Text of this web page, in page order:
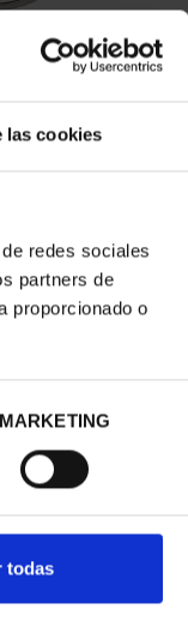
las cookies
redes sociales
partners de
proporcionado o
MARKETING
todas
II -
€
III -
€